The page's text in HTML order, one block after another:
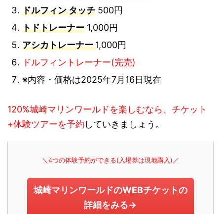
ドルフィン タッチ 500円
トドトレーナー 1,000円
アシカトレーナー1,000円
ドルフィントレーナー(完売)
※内容・価格は2025年7月16日現在
120%城崎マリンワールドを楽しむなら、チケット
+体験ツアーを予約 していきましょう。
＼4つの体験予約ができる(入場券は現地購入)／
城崎マリンワールドのWEBチケットの
詳細をみる→